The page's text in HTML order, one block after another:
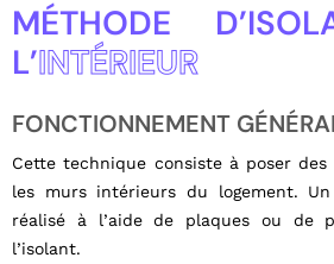
MÉTHODE
L’INTÉRIEUR
FONCTIONNEMENT
Cette technique consiste à poser
les murs intérieurs du logement.
réalisé à l’aide de plaques ou de
l’isolant.